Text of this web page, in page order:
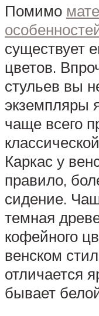
Помимо
существует
цветов.
стульев вы
экземпляры
чаще всего
Каркас у
правило,
сидение.
темная
кофейного
венском
отличается
бывает